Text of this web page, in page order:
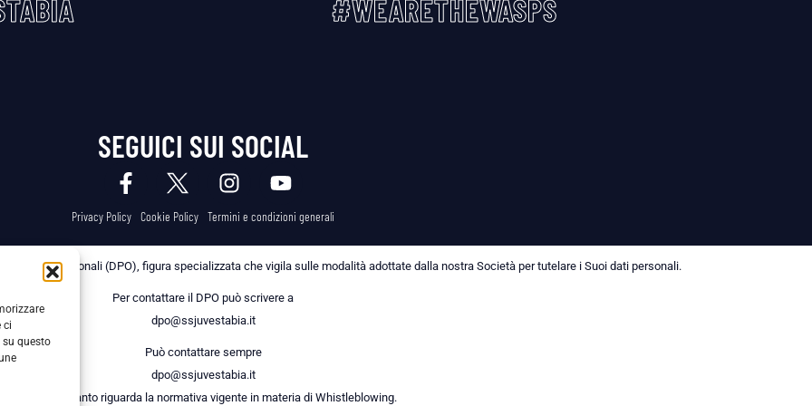
ci
questo
#WEARETHEWASPS
SEGUICI SUI SOCIAL
Privacy Policy Cookie Policy Termini e condizioni generali
dei Dati Personali (DPO), figura specializzata che vigila sulle modalità adottate dalla nostra Società per tutelare i Suoi dati personali.
Per contattare il DPO può scrivere a
dpo@ssjuvestabia.it
Può contattare sempre
dpo@ssjuvestabia.it
anche per quanto riguarda la normativa vigente in materia di Whistleblowing.